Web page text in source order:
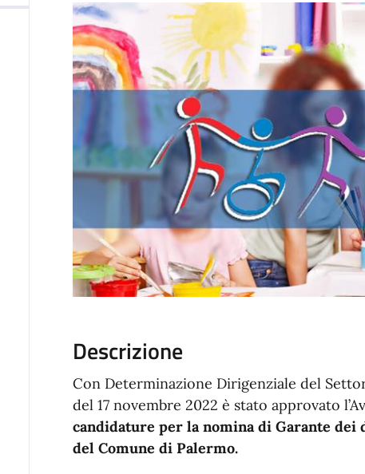
Descrizione
Con Determinazione Dirigenziale del
del 17 novembre 2022 è stato approvato
candidature per la nomina di Garante
del Comune di Palermo.